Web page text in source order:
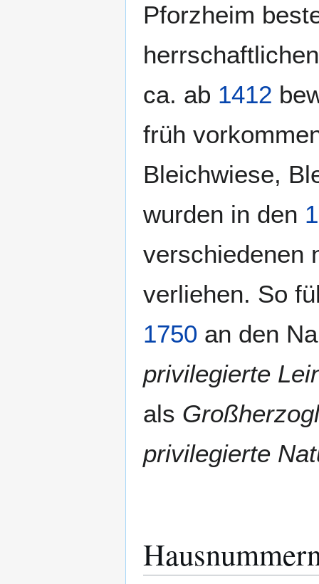
Pforzheim
ca. ab 1412
früh
Bleichwiese,
wurden in den
verschiedenen
verliehen. So
1750 an den
privilegierte
als
privilegierte